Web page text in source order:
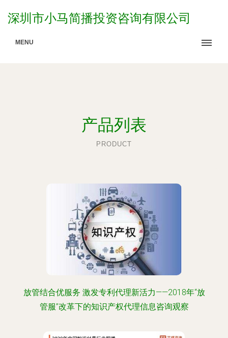
深圳市小马简播投资咨询有限公司
MENU
产品列表
PRODUCT
放管结合优服务 激发专利代理新活力——2018年“放
管服”改革下的知识产权代理信息咨询观察